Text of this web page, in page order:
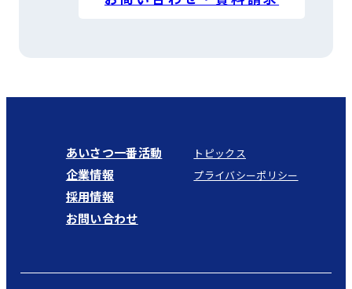
あいさつ一番活動
企業情報
採用情報
お問い合わせ
トピックス
プライバシーポリシー